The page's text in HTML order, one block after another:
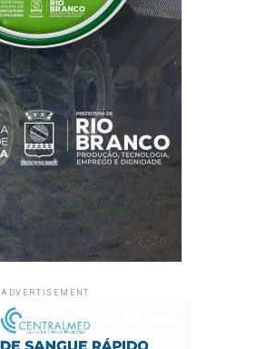
ADVERTISEMENT